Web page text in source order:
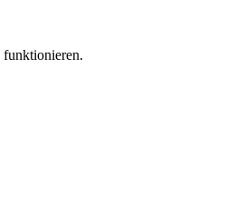
funktionieren.